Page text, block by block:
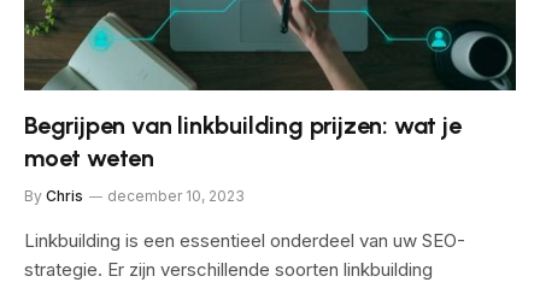
Begrijpen van linkbuilding prijzen: wat je
moet weten
By Chris december 10, 2023
Linkbuilding is een essentieel onderdeel van uw SEO-
strategie. Er zijn verschillende soorten linkbuilding